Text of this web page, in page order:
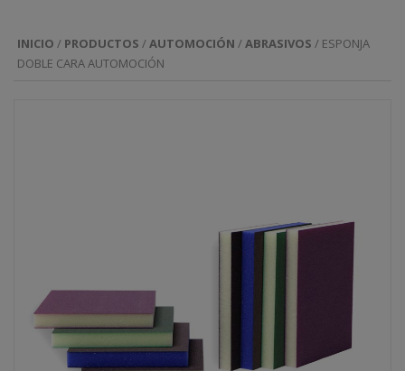
INICIO / PRODUCTOS /AUTOMOCIÓN /ABRASIVOS / ESPONJA
DOBLE CARA AUTOMOCIÓN